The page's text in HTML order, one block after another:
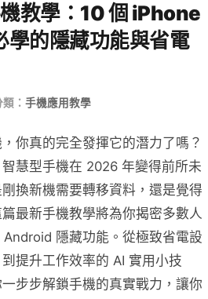
教學：10 個 iPhone
的隱藏功能與省電
： 手機應用教學
你真的完全發揮它的潛力了嗎？
慧型手機在 2026 年變得前所未
換新機需要轉移資料，還是覺得
最新手機教學將為你揭密多數人
隱藏功能。從極致省電設
提升工作效率的 AI 實用小技
步步解鎖手機的真實戰力，讓你